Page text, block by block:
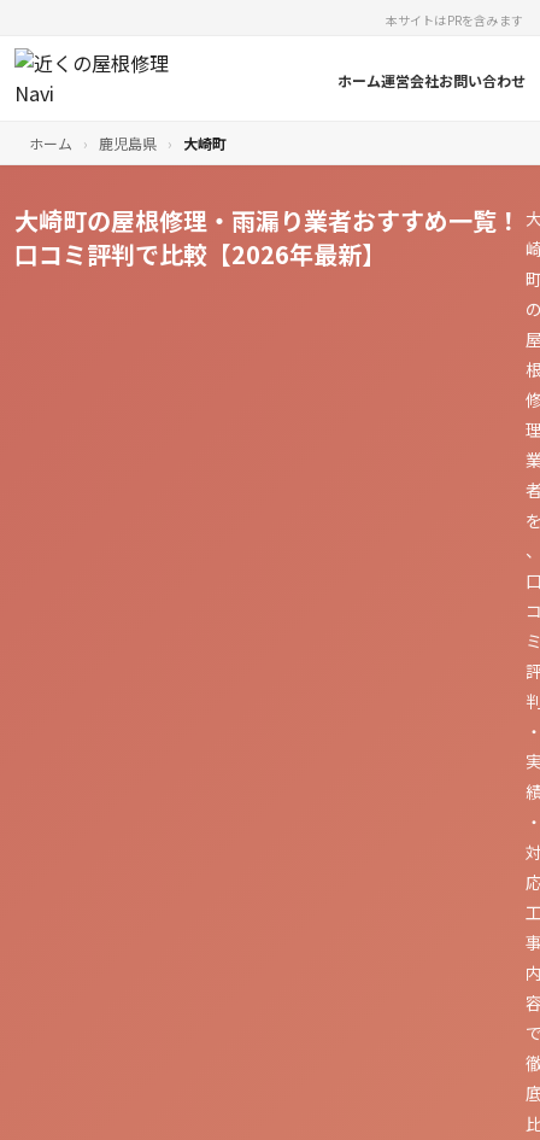
本サイトはPRを含みます
ホーム運営会社お問い合わせ
ホーム › 鹿児島県 › 大崎町
大崎町の屋根修理・雨漏り業者おすすめ一覧！
口コミ評判で比較【2026年最新】